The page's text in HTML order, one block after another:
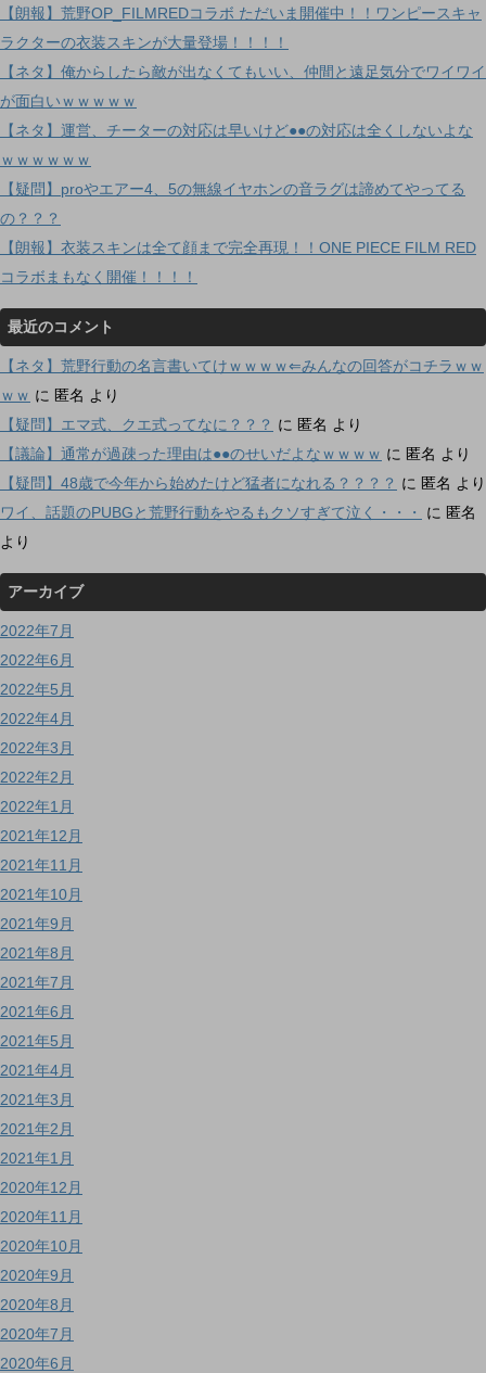
【朗報】荒野OP_FILMREDコラボ ただいま開催中！！ワンピースキャ
ラクターの衣装スキンが大量登場！！！！
【ネタ】俺からしたら敵が出なくてもいい、仲間と遠足気分でワイワイ
が面白いｗｗｗｗｗ
【ネタ】運営、チーターの対応は早いけど●●の対応は全くしないよな
ｗｗｗｗｗｗ
【疑問】proやエアー4、5の無線イヤホンの音ラグは諦めてやってる
の？？？
【朗報】衣装スキンは全て顔まで完全再現！！ONE PIECE FILM RED
コラボまもなく開催！！！！
最近のコメント
【ネタ】荒野行動の名言書いてけｗｗｗｗ⇐みんなの回答がコチラｗｗ
ｗｗ に 匿名 より
【疑問】エマ式、クエ式ってなに？？？ に 匿名 より
【議論】通常が過疎った理由は●●のせいだよなｗｗｗｗ に 匿名 より
【疑問】48歳で今年から始めたけど猛者になれる？？？？ に 匿名 より
ワイ、話題のPUBGと荒野行動をやるもクソすぎて泣く・・・
に 匿名
より
アーカイブ
2022年7月
2022年6月
2022年5月
2022年4月
2022年3月
2022年2月
2022年1月
2021年12月
2021年11月
2021年10月
2021年9月
2021年8月
2021年7月
2021年6月
2021年5月
2021年4月
2021年3月
2021年2月
2021年1月
2020年12月
2020年11月
2020年10月
2020年9月
2020年8月
2020年7月
2020年6月